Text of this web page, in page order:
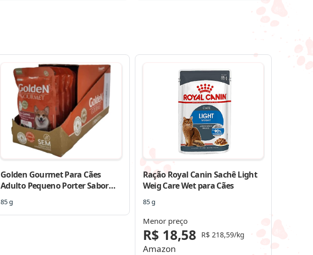
Golden Gourmet Para Cães
Adulto Pequeno Porter Sabor
unidades
85 g
Ração Royal Canin Sachê Light
Weig Care Wet para Cães
85 g
Menor preço
R$ 18,58 R$ 218,59/kg
Amazon